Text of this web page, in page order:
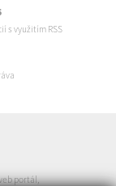
s využitím RSS
portál,